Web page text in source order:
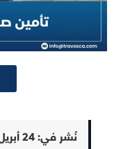
نُشر في:24 أبريل 2026